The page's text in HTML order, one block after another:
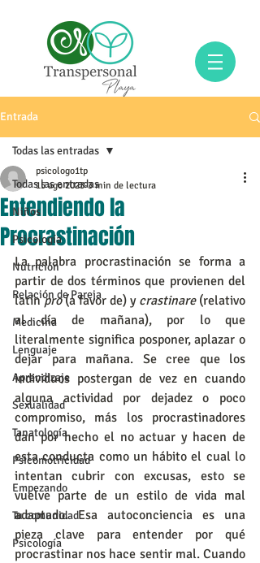
Entrada
Todas las entradas
Niños
Psicología
Nutrición
Relación de Pareja
Medicina
Lenguaje
Aprendizaje
Sexualidad
Tanatología
Psicomotricidad
Empezando
Tu comunidad
Psicología
Todas las entradas
Entendiendo la
Procrastinación
psicologo1tp
15 ago 2023 3 min de lectura
La palabra procrastinación se forma a
partir de dos términos que provienen del
latín pro (a favor de) y crastinare (relativo
al día de mañana), por lo que
literalmente significa posponer, aplazar o
dejar para mañana. Se cree que los
individuos postergan de vez en cuando
alguna actividad por dejadez o poco
compromiso, más los procrastinadores
dan por hecho el no actuar y hacen de
esta conducta como un hábito el cual lo
intentan cubrir con excusas, esto se
vuelve parte de un estilo de vida mal
adaptado. Esa autoconciencia es una
pieza clave para entender por qué
procrastinar nos hace sentir mal. Cuando